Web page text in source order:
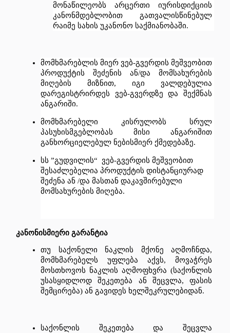
მონაწილეობს
არცერთი
იურისდიქციის
კანონმდებლობით
გათვალისწინებულ
რაიმე სახის უკანონო საქმიანობაში.
მომხმარებლის მიერ ვებ-გვერდის მეშვეობით
პროდუქტის
შეძენის ან/და
მომსახურების
მიღების
მიზნით, იგი
ვალდებულია
დარეგისტრირდეს
ვებ-გვერდზე და
შექმნას
ანგარიში.
მომხმარებელი კისრულობს
სრულ
პასუხისმგებლობას
მისი
ანგარიშით
განხორციელებულ ნებისმიერ ქმედებაზე.
სს ”გუდვილის“ ვებ-გვერდის მეშვეობით
შესაძლებელია პროდუქტის დისტანციურად
შეძენა ან /და მასთან დაკავშირებული
მომსახურების მიღება.
კანონისმიერი გარანტია
თუ საქონელი ნაკლის მქონე აღმოჩნდა
მომხმარებელს
უფლება აქვს, მოვაჭრეს
მოსთხოვოს ნაკლის აღმოფხვრა (საქონლის
უსასყიდლოდ
შეკეთება ან შეცვლა, ფასის
შემცირება) ან გავიდეს ხელშეკრულებიდან.
საქონლის შეკეთება და
შეცვლა